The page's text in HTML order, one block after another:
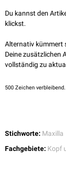
Du kannst den
klickst.
Alternativ kümmert
Deine zusätzlichen
vollständig zu
500 Zeichen
Stichworte: Maxilla
Fachgebiete: Kopf